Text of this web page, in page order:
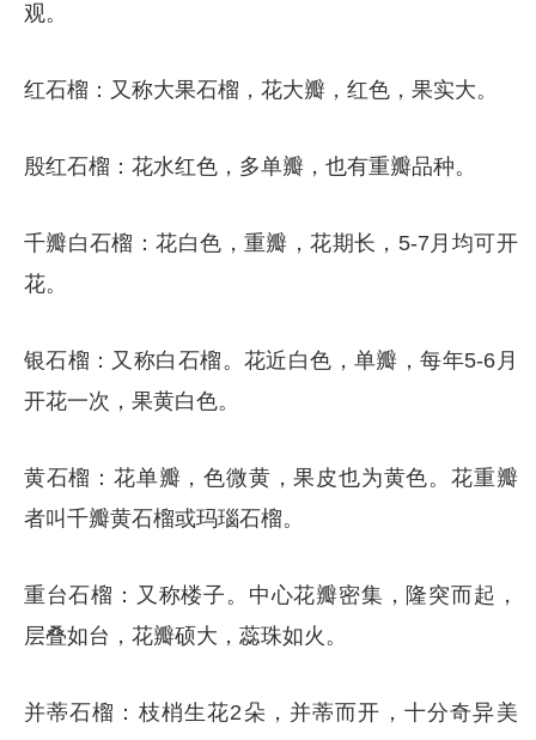
观。
红石榴：又称大果石榴，花大瓣，红色，果实大。
殷红石榴：花水红色，多单瓣，也有重瓣品种。
千瓣白石榴：花白色，重瓣，花期长，5-7月均可开
花。
银石榴：又称白石榴。花近白色，单瓣，每年5-6月
开花一次，果黄白色。
黄石榴：花单瓣，色微黄，果皮也为黄色。花重瓣
者叫千瓣黄石榴或玛瑙石榴。
重台石榴：又称楼子。中心花瓣密集，隆突而起，
层叠如台，花瓣硕大，蕊珠如火。
并蒂石榴：枝梢生花2朵，并蒂而开，十分奇异美